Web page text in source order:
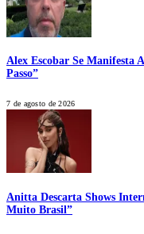
Alex Escobar Se Manifesta
Passo”
7 de agosto de 2026
Anitta Descarta Shows
Muito Brasil”